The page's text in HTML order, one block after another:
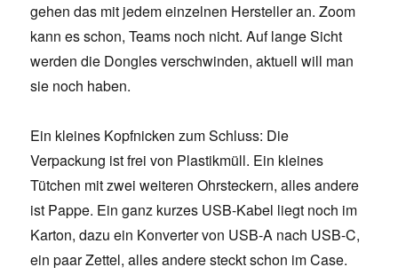
gehen das mit jedem einzelnen Hersteller an. Zoom
kann es schon, Teams noch nicht. Auf lange Sicht
werden die Dongles verschwinden, aktuell will man
sie noch haben.
Ein kleines Kopfnicken zum Schluss: Die
Verpackung ist frei von Plastikmüll. Ein kleines
Tütchen mit zwei weiteren Ohrsteckern, alles andere
ist Pappe. Ein ganz kurzes USB-Kabel liegt noch im
Karton, dazu ein Konverter von USB-A nach USB-C,
ein paar Zettel, alles andere steckt schon im Case.